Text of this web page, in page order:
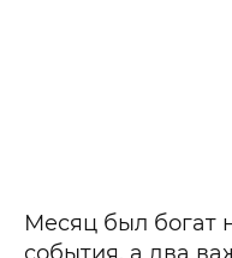
Месяц был богат